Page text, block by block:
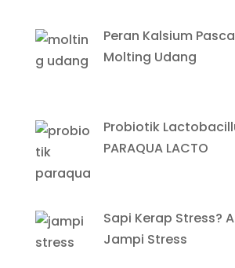
Peran Kalsium
Molting Udang
Probiotik
PARAQUA LACTO
Sapi Kerap Stress?
Jampi Stress